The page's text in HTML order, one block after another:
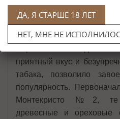
MONTECRISTO OPEN
Сигара Montecristo
подойдет для тех, кто
приятный вкус и
табака, позволило
популярность.
Монтекристо №2, те
древесные и ореховые
ДА, Я СТАРШЕ 18 ЛЕТ
НЕТ, МНЕ НЕ